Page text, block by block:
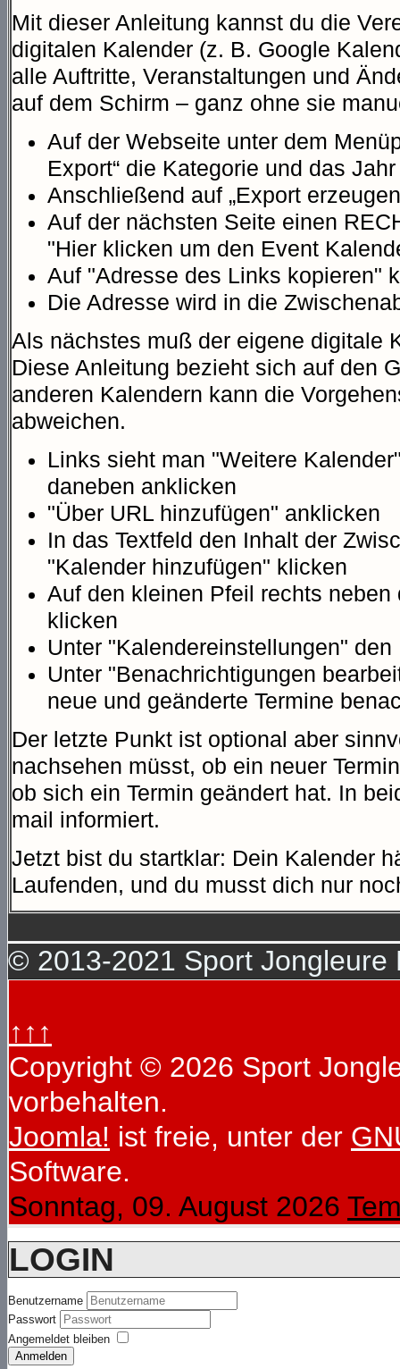
Mit dieser Anleitung kannst du die
digitalen Kalender (z. B. Google
alle Auftritte, Veranstaltungen und
auf dem Schirm – ganz ohne sie
Auf der Webseite unter dem
Export“ die Kategorie und das
Anschließend auf „Export
Auf der nächsten Seite einen
"Hier klicken um den Event
Auf "Adresse des Links kopieren"
Die Adresse wird in die
Als nächstes muß der eigene digitale
Diese Anleitung bezieht sich auf den
anderen Kalendern kann die
abweichen.
Links sieht man "Weitere
daneben anklicken
"Über URL hinzufügen" anklicken
In das Textfeld den Inhalt der
"Kalender hinzufügen" klicken
Auf den kleinen Pfeil rechts neben
klicken
Unter "Kalendereinstellungen"
Unter "Benachrichtigungen
neue und geänderte Termine
Der letzte Punkt ist optional aber
nachsehen müsst, ob ein neuer
ob sich ein Termin geändert hat. In
mail informiert.
Jetzt bist du startklar: Dein Kalender
Laufenden, und du musst dich nur
© 2013-2021 Sport Jongleure
↑↑↑
Copyright © 2026 Sport
vorbehalten.
Joomla! ist freie, unter der
Software.
Sonntag, 09. August 2026
LOGIN
Benutzername
Passwort
Angemeldet bleiben
Anmelden